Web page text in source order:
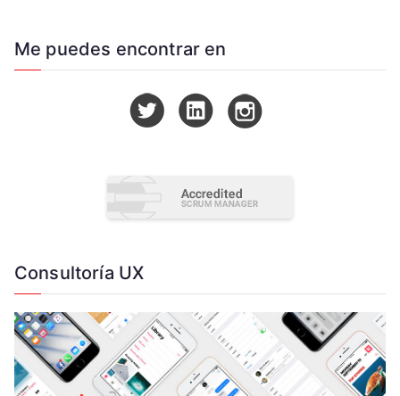
Me puedes encontrar en
Consultoría UX